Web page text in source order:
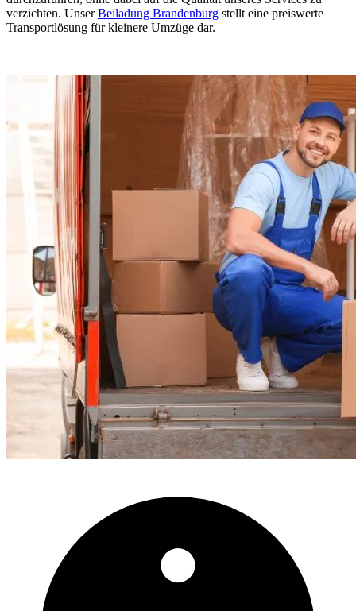
verzichten. UnserBeiladung Brandenburg stellt eine preiswerte
Transportlösung für kleinere Umzüge dar.